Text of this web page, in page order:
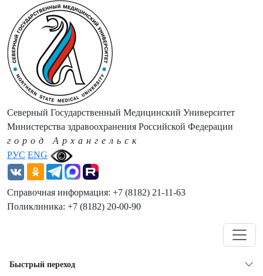
РУС ENG
Северный Государственный Медицинский Университет
Министерства здравоохранения Российской Федерации
город Архангельск
Справочная информация: +7 (8182) 21-11-63
Поликлиника: +7 (8182) 20-00-90
Быстрый переход